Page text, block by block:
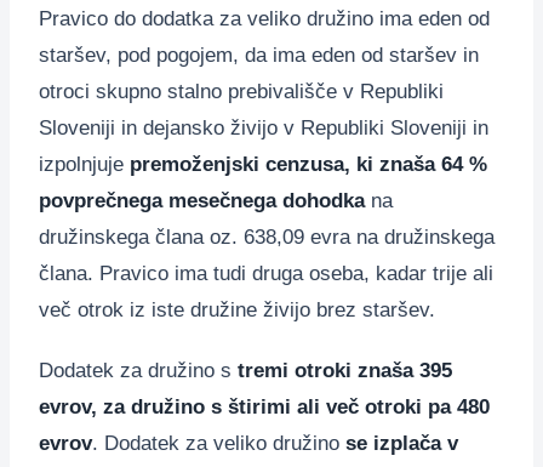
Pravico do dodatka za veliko družino ima eden od
staršev, pod pogojem, da ima eden od staršev in
otroci skupno stalno prebivališče v Republiki
Sloveniji in dejansko živijo v Republiki Sloveniji in
izpolnjuje premoženjski cenzusa, ki znaša 64 %
povprečnega mesečnega dohodkana
družinskega člana oz. 638,09 evra na družinskega
člana. Pravico ima tudi druga oseba, kadar trije ali
več otrok iz iste družine živijo brez staršev.
Dodatek za družino s tremi otroki znaša 395
evrov, za družino s štirimi ali več otroki pa 480
evrov. Dodatek za veliko družino se izplača v